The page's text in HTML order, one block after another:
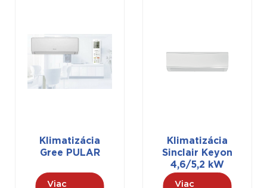
Klimatizácia
Gree PULAR
Viac
Klimatizácia
Sinclair Keyon
4,6/5,2 kW
Viac